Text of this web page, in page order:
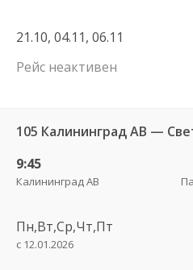
21.10, 04.11, 06.11
Рейс неактивен
105 Калининград АВ —
9:45
Калининград АВ
Пн,Вт,Ср,Чт,Пт
с 12.01.2026